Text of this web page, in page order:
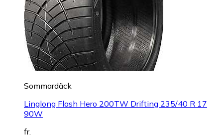
Sommardäck
Linglong Flash Hero 200TW Drifting 235/40 R 17
90W
fr.